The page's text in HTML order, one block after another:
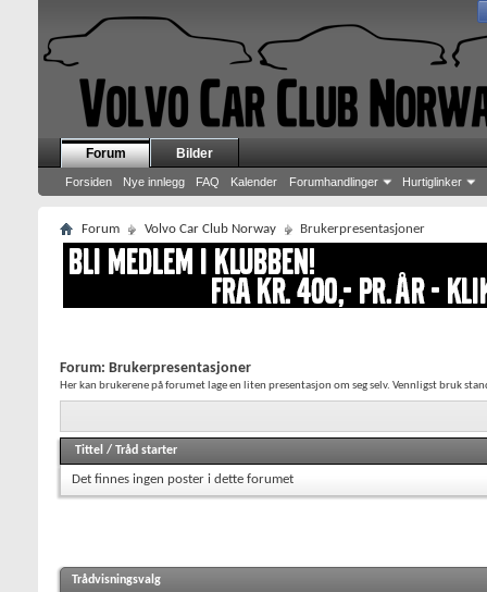
Forum
Forsiden Nye innlegg FAQ Kalender Forumhandlinger Hurtiglinker
Bilder
Forum Volvo Car Club Norway Brukerpresentasjoner
Forum: Brukerpresentasjoner
Her kan brukerene på forumet lage en liten presentasjon om seg selv. Vennligst bruk
Tittel / Tråd starter
Det finnes ingen poster i dette forumet
Trådvisningsvalg